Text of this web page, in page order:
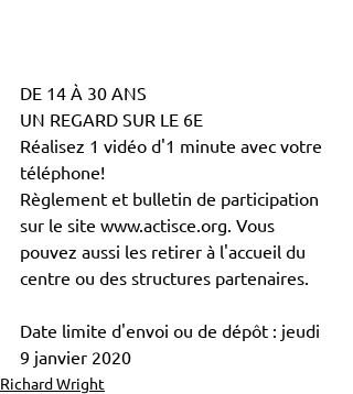
DE 14 À 30 ANS
UN REGARD SUR LE 6E
Réalisez 1 vidéo d'1 minute avec votre
téléphone!
Règlement et bulletin de participation
sur le site www.actisce.org. Vous
pouvez aussi les retirer à l'accueil du
centre ou des structures partenaires.
Date limite d'envoi ou de dépôt : jeudi
9 janvier 2020
Richard Wright